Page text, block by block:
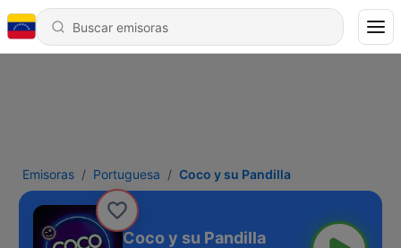
Emisoras Portuguesa Coco y su Pandilla
Coco y su Pandilla